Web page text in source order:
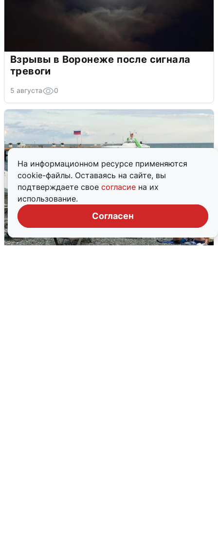
На информационном ресурсе применяются
cookie-файлы. Оставаясь на сайте, вы
подтверждаете свое согласие на их
использование.
Согласен
Взрывы в Воронеже после сигнала
тревоги
5 августа 0